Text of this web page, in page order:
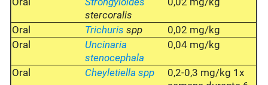
stercoralis
Oral Trichuris spp
0,02 mg/kg
Oral
Uncinaria
stenocephala
0,04 mg/kg
Oral Cheyletiella spp
0,2-0,3 mg/kg 1x